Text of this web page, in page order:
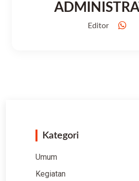
Editor
Kategori
Umum
Kegiatan